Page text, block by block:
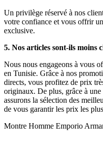
Un privilège réservé à nos
votre confiance et vous offrir
exclusive.
5. Nos articles sont-ils moins
Nous nous engageons à vous
en Tunisie. Grâce à nos
directs, vous profitez de prix
originaux. De plus, grâce à une
assurons la sélection des
de vous garantir les prix les
Montre Homme Emporio